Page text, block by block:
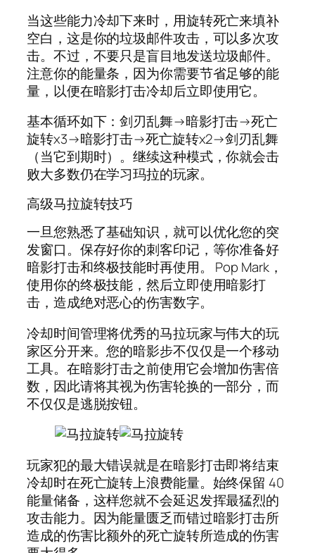
当这些能力冷却下来时，用旋转死亡来填补
空白，这是你的垃圾邮件攻击，可以多次攻
击。不过，不要只是盲目地发送垃圾邮件。
注意你的能量条，因为你需要节省足够的能
量，以便在暗影打击冷却后立即使用它。
基本循环如下：剑刃乱舞→暗影打击→死亡
旋转x3→暗影打击→死亡旋转x2→剑刃乱舞
（当它到期时）。继续这种模式，你就会击
败大多数仍在学习玛拉的玩家。
高级马拉旋转技巧
一旦您熟悉了基础知识，就可以优化您的突
发窗口。保存好你的刺客印记，等你准备好
暗影打击和终极技能时再使用。 Pop Mark，
使用你的终极技能，然后立即使用暗影打
击，造成绝对恶心的伤害数字。
冷却时间管理将优秀的马拉玩家与伟大的玩
家区分开来。您的暗影步不仅仅是一个移动
工具。在暗影打击之前使用它会增加伤害倍
数，因此请将其视为伤害轮换的一部分，而
不仅仅是逃脱按钮。
玩家犯的最大错误就是在暗影打击即将结束
冷却时在死亡旋转上浪费能量。始终保留 40
能量储备，这样您就不会延迟发挥最猛烈的
攻击能力。因为能量匮乏而错过暗影打击所
造成的伤害比额外的死亡旋转所造成的伤害